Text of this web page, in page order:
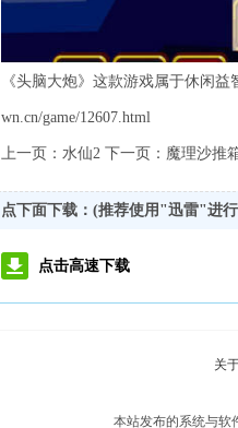
《头脑大炮》这款游戏属于休闲
wn.cn/game/12607.html
上一页：水仙2 下一页：魔理沙推
点下面下载：(推荐使用"迅雷"进
点击高速下载
关
本站发布的系统与软